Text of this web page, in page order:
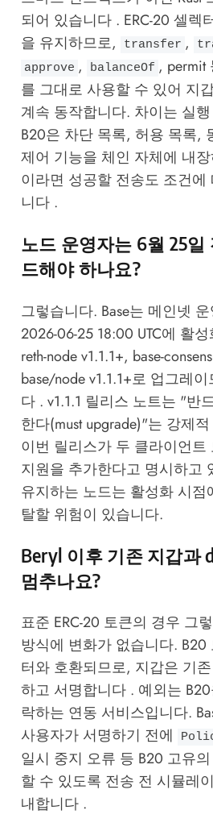
되어 있습니다 . ERC-20 셀렉
을 유지하므로,
transfer ,
approve , balanceOf , permit
를 그대로 사용할 수 있어 지
계속 동작합니다. 차이는 실
B20은 차단 목록, 허용 목록,
제어 기능을 체인 자체에 내
이라면 성공할 전송도 조건
니다 .
노드 운영자는 6월 25일
드해야 하나요?
그렇습니다. Base는 메인넷
2026-06-25 18:00 UTC에 활
reth-node v1.1.1+, base-
base/node v1.1.1+로 업그레
다 . v1.1.1 릴리스 노트는 "반
한다(must upgrade)"는 강제
이번 릴리스가 두 클라이언트
지원을 추가한다고 명시하고
유지하는 노드는 활성화 시점
탈할 위험이 있습니다.
Beryl 이후 기존 지갑과
멈추나요?
표준 ERC-20 토큰의 경우 그
방식에 변화가 없습니다. B20
터와 호환되므로, 지갑은 기
하고 서명합니다 . 예외는
락하는 연동 서비스입니다.
사용자가 서명하기 전에
일시 중지 오류 등 B20 고유
할 수 있도록 전송 전 시뮬레
내합니다 .